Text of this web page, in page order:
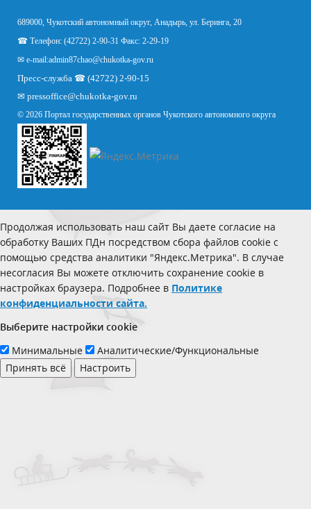
689000, Чукотский автономный округ, Анадырь, ул. Беринга, 20
☎ Телефон: (42722) 2-90-31 Факс: 2-29-19
✉ e-mail:admin87chao@chukotka-gov.ru
Пресс-служба ☎ (42722) 2-90-15
✉ pressoffice@chukotka-gov.ru
© 2026 Портал государственных органов Чукотского автономного округа
Продолжая использовать наш сайт Вы даете согласие на
обработку Ваших ПДн посредством сбора файлов cookie с
помощью средства аналитики "Яндекс.Метрика". В случае
несогласия Вы можете отключить сохранение cookie в
настройках браузера. Подробнее в Политике
конфиденциальности сайта.
Выберите настройки cookie
Минимальные
Аналитические/Функциональные
Принять всё
Настроить